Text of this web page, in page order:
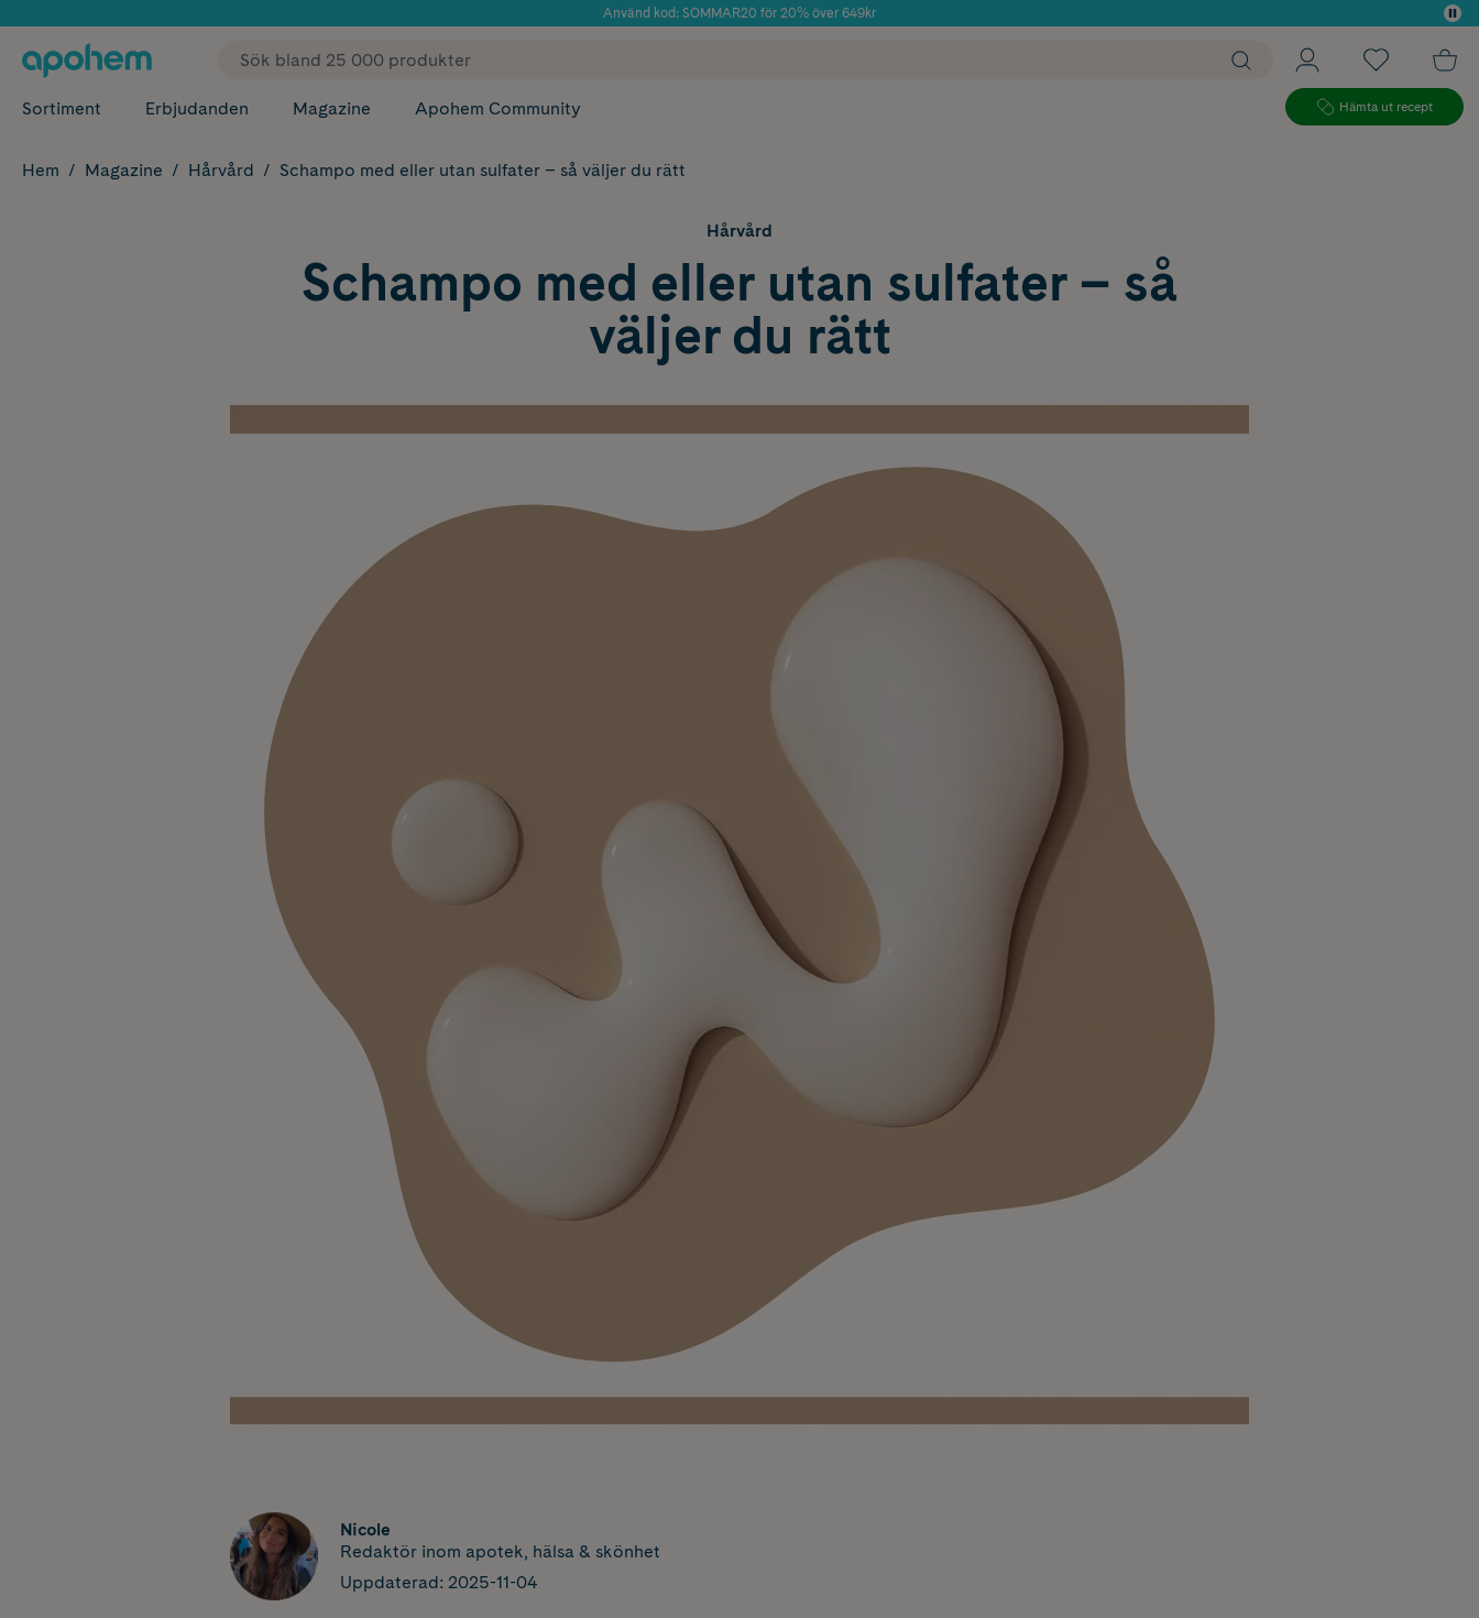
Använd kod: SOMMAR20 för 20% över 649kr
✓ Fri frakt
Sortiment Erbjudanden Magazine Apohem Community Hämta ut recept
Hem Magazine Hårvård Schampo med eller utan sulfater – så väljer du rätt
Hårvård
Schampo med eller utan sulfater – så
väljer du rätt
Nicole
Redaktör inom apotek, hälsa & skönhet
Uppdaterad: 2025-11-04